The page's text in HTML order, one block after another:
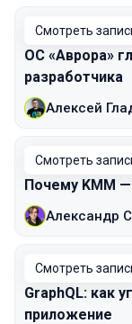
Смотреть
ОС «Аврора»
разработчика
Алексей
Смотреть
Почему KMM
Александр
Смотреть
GraphQL: как
приложение